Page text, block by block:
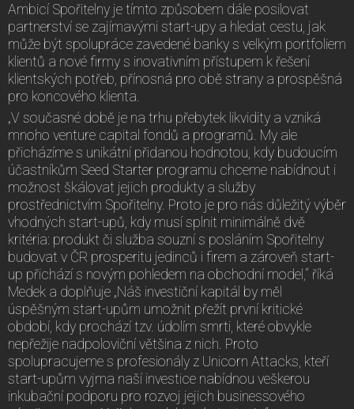
Ambicí Spořitelny je tímto způsobem dále posilovat
partnerství se zajímavými start-upy a hledat cestu, jak
může být spolupráce zavedené banky s velkým portfoliem
klientů a nové firmy s inovativním přístupem k řešení
klientských potřeb, přínosná pro obě strany a prospěšná
pro koncového klienta.
„V současné době je na trhu přebytek likvidity a vzniká
mnoho venture capital fondů a programů. My ale
přicházíme s unikátní přidanou hodnotou, kdy budoucím
účastníkům Seed Starter programu chceme nabídnout i
možnost škálovat jejich produkty a služby
prostřednictvím Spořitelny. Proto je pro nás důležitý výběr
vhodných start-upů, kdy musí splnit minimálně dvě
kritéria: produkt či služba souzní s posláním Spořitelny
budovat v ČR prosperitu jedinců i firem a zároveň start-
up přichází s novým pohledem na obchodní model,“ říká
Medek a doplňuje „Náš investiční kapitál by měl
úspěšným start-upům umožnit přežít první kritické
období, kdy prochází tzv. údolím smrti, které obvykle
nepřežije nadpoloviční většina z nich. Proto
spolupracujeme s profesionály z Unicorn Attacks, kteří
start-upům vyjma naší investice nabídnou veškerou
inkubační podporu pro rozvoj jejich businessového